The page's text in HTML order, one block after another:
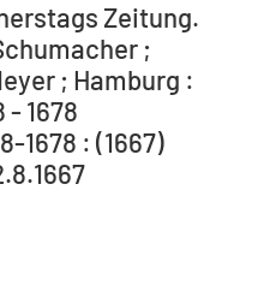
Zeitung.
;
; Hamburg :
- 1678
1678 : (1667)